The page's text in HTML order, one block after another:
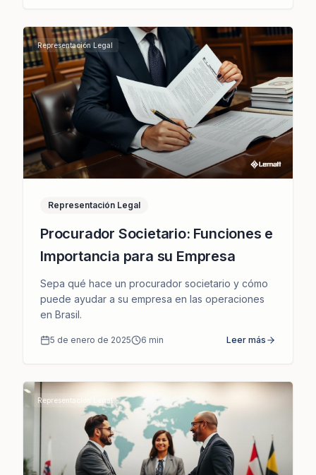
Representación Legal
Representación Legal
Procurador Societario: Funciones e
Importancia para su Empresa
Sepa qué hace un procurador societario y cómo
puede ayudar a su empresa en las operaciones
en Brasil.
5 de enero de 2025 6 min Leer más
Representación Legal